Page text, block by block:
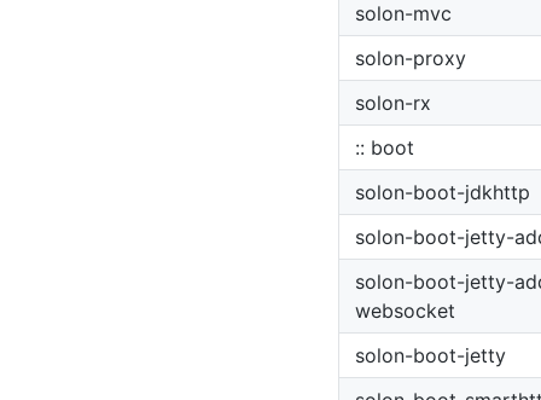
solon-mvc
solon-proxy
solon-rx
:: boot
solon-boot-jdkhttp
solon-boot-jetty-
solon-boot-jetty-
websocket
solon-boot-jetty